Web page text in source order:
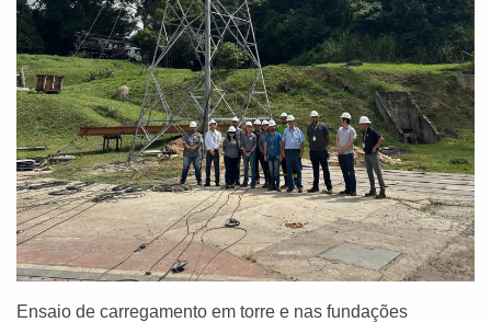
Ensaio de carregamento em torre e nas fundações